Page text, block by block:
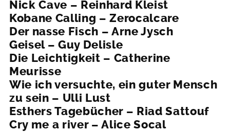
Nick Cave – Reinhard Kleist
Kobane Calling – Zerocalcare
Der nasse Fisch – Arne Jysch
Geisel – Guy Delisle
Die Leichtigkeit – Catherine
Meurisse
Wie ich versuchte, ein guter Mensch
zu sein – Ulli Lust
Esthers Tagebücher – Riad Sattouf
Cry me a river – Alice Socal